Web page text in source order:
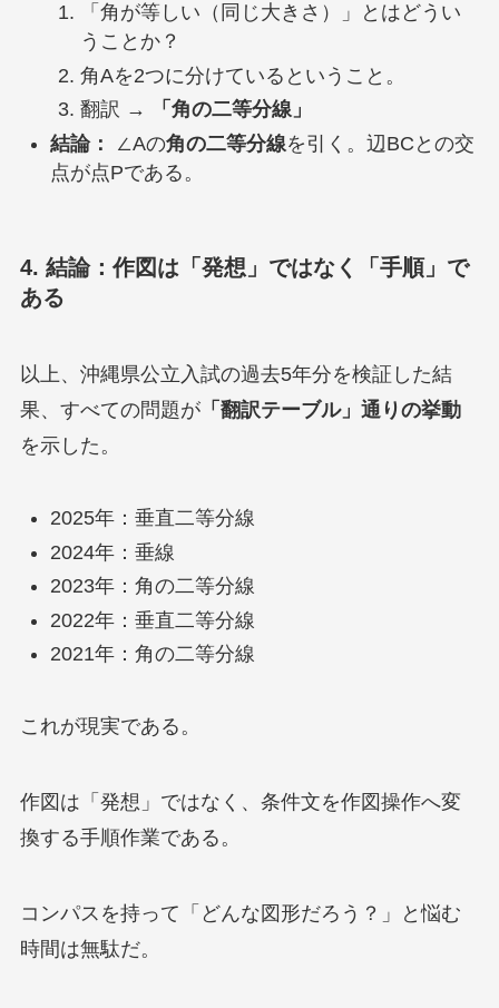
「角が等しい（同じ大きさ）」とはどうい
うことか？
角Aを2つに分けているということ。
翻訳 →
「角の二等分線」
結論：
∠Aの角の二等分線を引く。辺BCとの交
点が点Pである。
4. 結論：作図は「発想」ではなく「手順」で
ある
以上、沖縄県公立入試の過去5年分を検証した結
果、すべての問題が「翻訳テーブル」通りの挙動
を示した。
2025年：垂直二等分線
2024年：垂線
2023年：角の二等分線
2022年：垂直二等分線
2021年：角の二等分線
これが現実である。
作図は「発想」ではなく、条件文を作図操作へ変
換する手順作業である。
コンパスを持って「どんな図形だろう？」と悩む
時間は無駄だ。